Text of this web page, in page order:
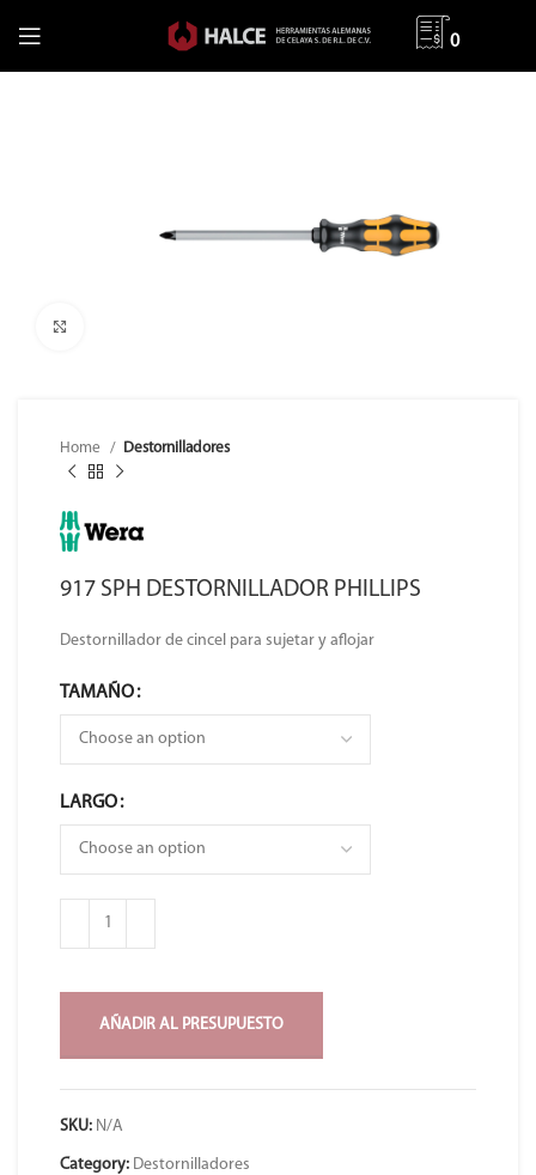
0
Home Destornilladores
917 SPH DESTORNILLADOR PHILLIPS
Destornillador de cincel para sujetar y aflojar
TAMAÑO
LARGO
AÑADIR AL PRESUPUESTO
SKU: N/A
Category: Destornilladores